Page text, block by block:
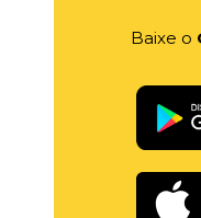
Baixe o